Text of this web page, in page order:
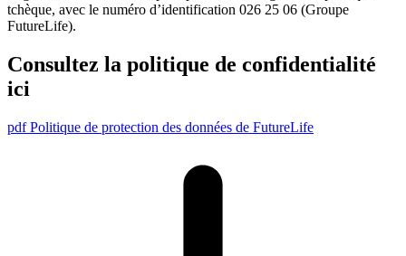
tchèque, avec le numéro d’identification 026 25 06 (Groupe
FutureLife).
Consultez la politique de confidentialité
ici
pdf Politique de protection des données de FutureLife